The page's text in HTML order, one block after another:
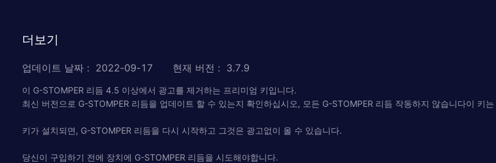
더보기
업데이트 날짜 : 2022-09-17 현재 버전 : 3.7.9
이 G-STOMPER 리듬 4.5 이상에서 광고를 제거하는 프리미엄 키입니다.
최신 버전으로 G-STOMPER 리듬을 업데이트 할 수 있는지 확인하십시오, 모든 G-STOMPER 리듬 작동하지 않습니다이 키
키가 설치되면, G-STOMPER 리듬을 다시 시작하고 그것은 광고없이 올 수 있습니다.
당신이 구입하기 전에 장치에 G-STOMPER 리듬을 시도해야합니다.